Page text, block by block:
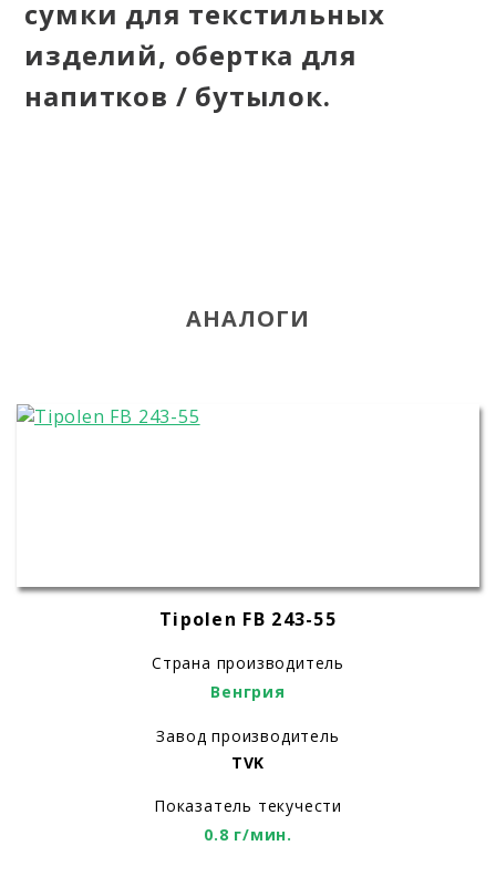
сумки для текстильных
изделий, обертка для
напитков / бутылок.
АНАЛОГИ
Tipolen FB 243-55
Страна производитель
Венгрия
Завод производитель
TVK
Показатель текучести
0.8 г/мин.